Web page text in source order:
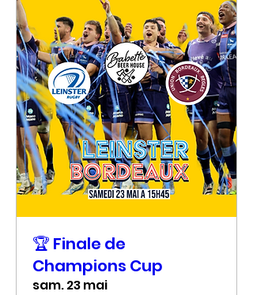
🏆 Finale de
Champions Cup
sam. 23 mai